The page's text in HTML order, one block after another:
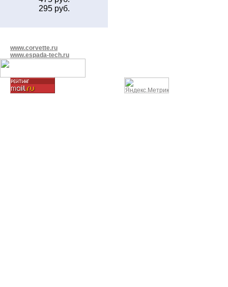
295 руб.
www.corvette.ru
www.espada-tech.ru